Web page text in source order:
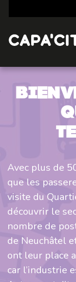
Avec plus de
que les
visite du
découvrir le
nombre de
de Neuchâtel
ont leur place
car l’industrie